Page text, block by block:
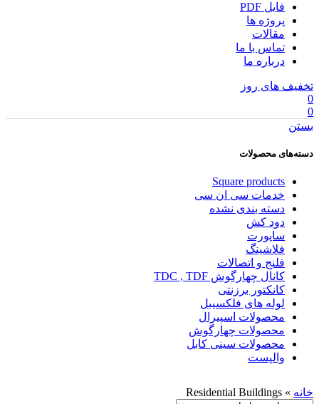
فایل PDF
پروژه ها
مقالات
تماس با ما
درباره ما
تخفیف های روز
0
0
بستن
دسته‌های محصولات
Square products
خدمات سی ان سی
دسته بندی نشده
دود کش
ساپورت
فلاشینگ
فلنج و اتصالات
کانال چهارگوش TDC , TDF
کانکتور برزنتی
لوله های فلکسیبل
محصولات اسپیرال
محصولات چهارگوش
محصولات سینی کابل
والپست
خانه »
Residential Buildings